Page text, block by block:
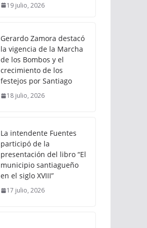
19 julio, 2026
Gerardo Zamora destacó
la vigencia de la Marcha
de los Bombos y el
crecimiento de los
festejos por Santiago
18 julio, 2026
La intendente Fuentes
participó de la
presentación del libro “El
municipio santiagueño
en el siglo XVIII”
17 julio, 2026